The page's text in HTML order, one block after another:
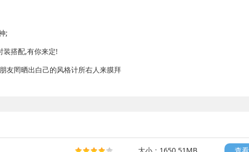
;
搭配,有你来定!
罔晒出白己的风格计所右人来膜拜